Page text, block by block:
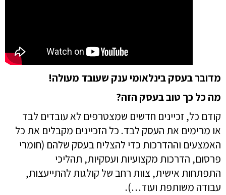
מדובר בעסק בינלאומי ענק שעובד מעולה!
מה כל כך טוב בעסק הזה?
קודם כל, זכיינים חדשים שמצטרפים לא עובדים לבד
או מרימים את העסק לבד. כל הזכיינים מקבלים את כל
האמצעים וההדרכות כדי להצליח בעסק שלהם (חומרי
פרסום, הדרכות מקצועיות ועסקיות, תהליכי
התפתחות אישית, צוות רחב של קולגות להתייעצות,
עבודה משותפת ועוד…).